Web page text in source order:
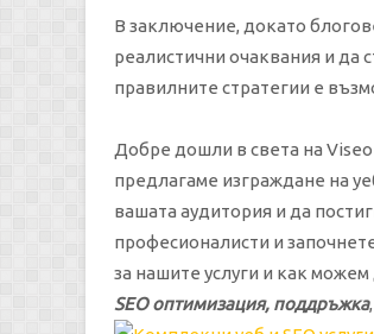
В заключение, докато
реалистични очаквания и да
правилните стратегии е
Добре дошли в света на Viseo
предлагаме изграждане на
вашата аудитория и да
професионалисти и
за нашите услуги и как
SEO оптимизация, поддръжка